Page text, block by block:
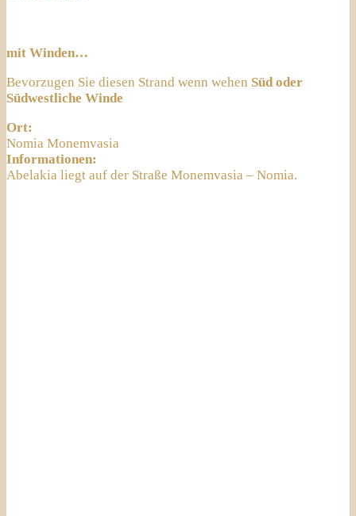
mit Winden…
Bevorzugen Sie diesen Strand wenn wehen Süd oder
Südwestliche Winde
Ort:
Nomia Monemvasia
Informationen:
Abelakia liegt auf der Straße Monemvasia – Nomia.